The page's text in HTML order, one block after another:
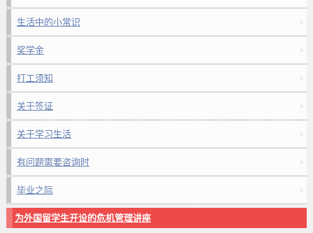
生活中的小常识
奖学金
打工须知
关于签证
关于学习生活
有问题需要咨询时
毕业之际
为外国留学生开设的危机管理讲座